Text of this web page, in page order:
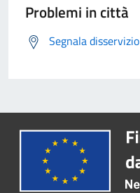
Problemi in città
Segnala disservizio